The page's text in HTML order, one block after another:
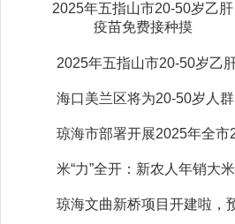
2025年五指山市20-50岁乙肝
疫苗免费接种摸
2025年五指山市20-50岁乙
海口美兰区将为20-50岁人
琼海市部署开展2025年全
米“力”全开：新农人年销大
琼海文曲新桥项目开建啦，